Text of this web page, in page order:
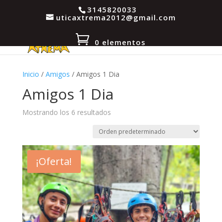
3145820033
uticaxtrema2012@gmail.com
0 elementos
Inicio / Amigos / Amigos 1 Dia
Amigos 1 Dia
Mostrando los 6 resultados
¡Oferta!